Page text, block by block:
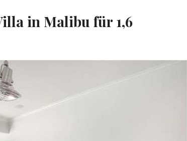
in Malibu für 1,6